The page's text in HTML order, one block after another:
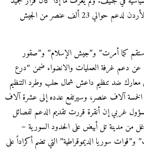
الدعم شمل أيضاً الجبهة الجنوبية المتمركزة في الأردن لدعم حوالي 23 ألف عنصر من الجيش
كما أمرت” و”جيش الإسلام” و”صقور
عن دعم غرفة العمليات والانضواء ضمن “درع
ضد تنظيم داعش شمال حلب وطرد التنظيم
آلاف عنصر، وسيرتفع عدده إلى عشرة آلاف
غربي إن أنقرة قررت تقديم الدعم لفصائل
من مدينة تل أبيض على الحدود السورية –
سوريا الديموقراطية” التي تضم أكراداً على